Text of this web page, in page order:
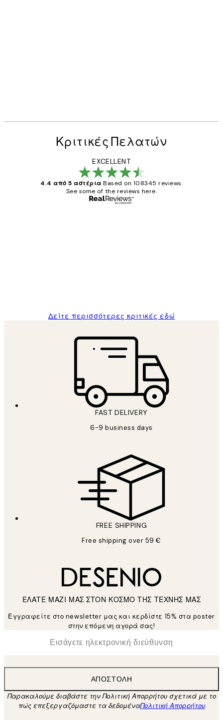
Κριτικές Πελατών
EXCELLENT
4.4 από 5 αστέρια Based on 108345 reviews.
See some of the reviews here.
Δείτε περισσότερες κριτικές εδώ
FAST DELIVERY
6-9 business days
FREE SHIPPING
Free shipping over 59 €
ΕΛΑΤΕ ΜΑΖΙ ΜΑΣ ΣΤΟΝ ΚΟΣΜΟ ΤΗΣ ΤΕΧΝΗΣ ΜΑΣ
Εγγραφείτε στο newsletter μας και κερδίστε 15% στα poster
στην επόμενη αγορά σας!
Ηλεκτρονική Διεύθυνση
ΑΠΟΣΤΟΛΉ
Παρακαλούμε διαβάστε την Πολιτική Απορρήτου σχετικά με το
πώς επεξεργαζόμαστε τα δεδομέναΠολιτική Απορρήτου